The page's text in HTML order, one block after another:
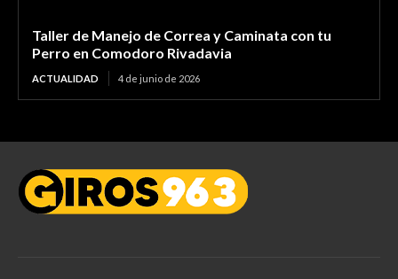
Taller de Manejo de Correa y Caminata con tu
Perro en Comodoro Rivadavia
ACTUALIDAD 4 de junio de 2026